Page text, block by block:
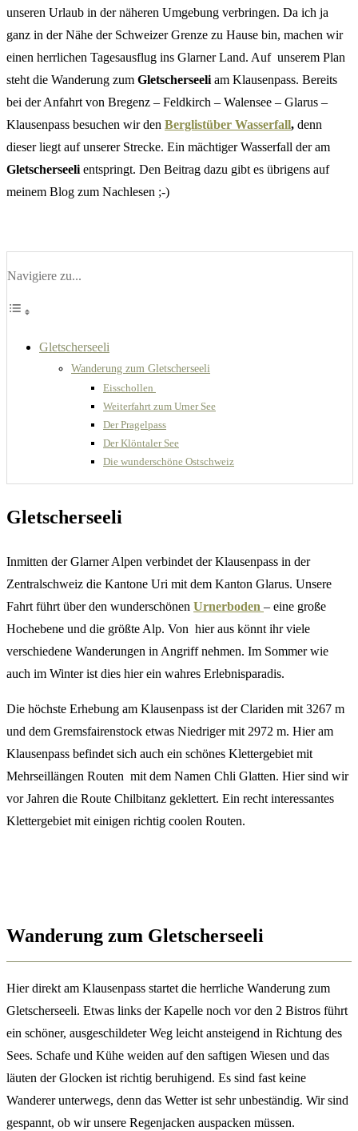
unseren Urlaub in der näheren Umgebung verbringen. Da ich ja
ganz in der Nähe der Schweizer Grenze zu Hause bin, machen wir
einen herrlichen Tagesausflug ins Glarner Land. Auf unserem Plan
steht die Wanderung zum Gletscherseeli am Klausenpass. Bereits
bei der Anfahrt von Bregenz – Feldkirch – Walensee – Glarus –
Klausenpass besuchen wir den Berglistüber Wasserfall, denn
dieser liegt auf unserer Strecke. Ein mächtiger Wasserfall der am
Gletscherseeli entspringt. Den Beitrag dazu gibt es übrigens auf
meinem Blog zum Nachlesen ;-)
Navigiere zu...
Gletscherseeli
Wanderung zum Gletscherseeli
Eisschollen
Weiterfahrt zum Urner See
Der Pragelpass
Der Klöntaler See
Die wunderschöne Ostschweiz
Gletscherseeli
Inmitten der Glarner Alpen verbindet der Klausenpass in der
Zentralschweiz die Kantone Uri mit dem Kanton Glarus. Unsere
Fahrt führt über den wunderschönen Urnerboden – eine große
Hochebene und die größte Alp. Von hier aus könnt ihr viele
verschiedene Wanderungen in Angriff nehmen. Im Sommer wie
auch im Winter ist dies hier ein wahres Erlebnisparadis.
Die höchste Erhebung am Klausenpass ist der Clariden mit 3267 m
und dem Gremsfairenstock etwas Niedriger mit 2972 m. Hier am
Klausenpass befindet sich auch ein schönes Klettergebiet mit
Mehrseillängen Routen mit dem Namen Chli Glatten. Hier sind wir
vor Jahren die Route Chilbitanz geklettert. Ein recht interessantes
Klettergebiet mit einigen richtig coolen Routen.
Wanderung zum Gletscherseeli
Hier direkt am Klausenpass startet die herrliche Wanderung zum
Gletscherseeli. Etwas links der Kapelle noch vor den 2 Bistros führt
ein schöner, ausgeschildeter Weg leicht ansteigend in Richtung des
Sees. Schafe und Kühe weiden auf den saftigen Wiesen und das
läuten der Glocken ist richtig beruhigend. Es sind fast keine
Wanderer unterwegs, denn das Wetter ist sehr unbeständig. Wir sind
gespannt, ob wir unsere Regenjacken auspacken müssen.